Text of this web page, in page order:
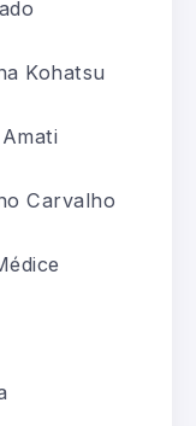
Kohatsu
Carvalho